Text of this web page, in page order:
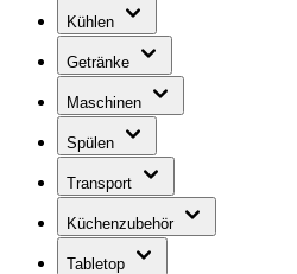
Kühlen
Getränke
Maschinen
Spülen
Transport
Küchenzubehör
Tabletop